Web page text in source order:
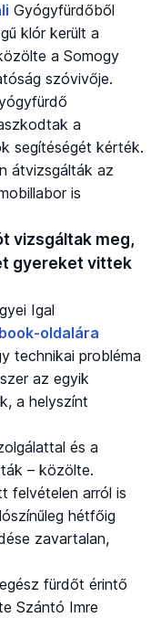
Gyógyfürdőből
klór került a
a Somogy
szóvivője.
a
segítéségét kérték.
átvizsgálták az
is
vizsgáltak meg,
gyereket vittek
Igal
oldalára
technikai probléma
az egyik
a helyszínt
és a
– közölte.
felvételen arról is
hétfőig
zavartalan,
fürdőt érintő
Szántó Imre